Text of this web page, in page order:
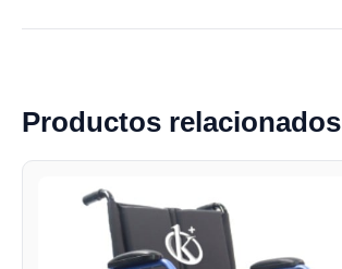
Productos relacionados